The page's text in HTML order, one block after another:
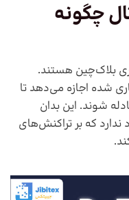
چگونه
بلاک‌چین هستند.
شده اجازه می‌دهد تا
شوند. این بدان
که بر تراکنش‌های